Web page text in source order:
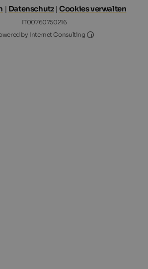
| Datenschutz|Cookies verwalten
IT00760750216
by Internet Consulting
Internet